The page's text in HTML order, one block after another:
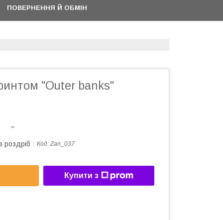
ПОВЕРНЕННЯ Й ОБМІН
"Outer banks"
роздріб Код: Zan_037
Купити з